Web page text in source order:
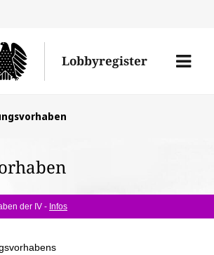
Lobbyregister
Menü
der IV - Infos